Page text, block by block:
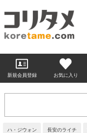
新規会員登録 お気に入り
ハ・ジウォン 長安のライチ